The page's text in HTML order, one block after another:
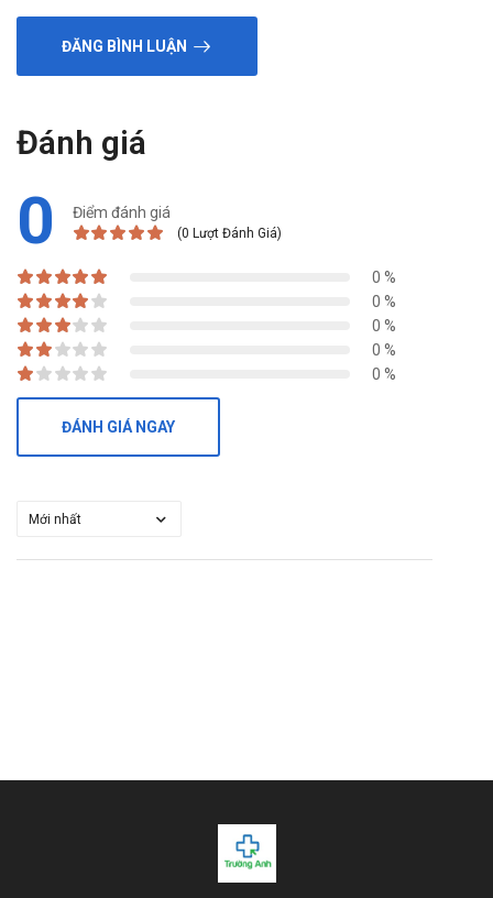
Probiotos
Eubioflor
ĐĂNG BÌNH LUẬN
Đánh giá
0 Điểm đánh giá
(0 Lượt Đánh Giá)
0 %
0 %
0 %
0 %
0 %
ĐÁNH GIÁ NGAY